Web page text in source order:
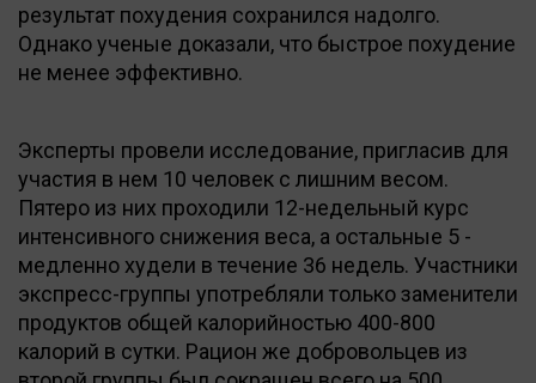
результат похудения сохранился надолго.
Однако ученые доказали, что быстрое похудение
не менее эффективно.
Эксперты провели исследование, пригласив для
участия в нем 10 человек с лишним весом.
Пятеро из них проходили 12-недельный курс
интенсивного снижения веса, а остальные 5 -
медленно худели в течение 36 недель. Участники
экспресс-группы употребляли только заменители
продуктов общей калорийностью 400-800
калорий в сутки. Рацион же добровольцев из